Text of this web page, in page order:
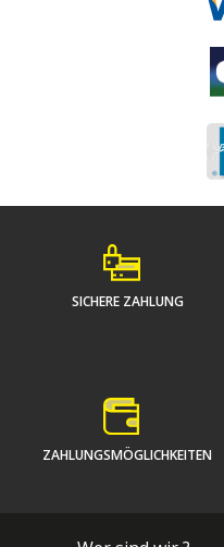
SICHERE ZAHLUNG
ZAHLUNGSMÖGLICHKEITEN